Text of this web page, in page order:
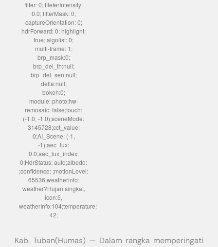
filter: 0; fileterIntensity:
0.0; filterMask: 0;
captureOrientation: 0;
hdrForward: 0; highlight:
true; algolist: 0;
multi-frame: 1;
brp_mask:0;
brp_del_th:null;
brp_del_sen:null;
delta:null;
bokeh:0;
module: photo;hw-
remosaic: false;touch:
(-1.0, -1.0);sceneMode:
3145728;cct_value:
0;AI_Scene: (-1,
-1);aec_lux:
0.0;aec_lux_index:
0;HdrStatus: auto;albedo:
;confidence: ;motionLevel:
65536;weatherinfo:
weather?Hujan singkat,
icon:5,
weatherInfo:104;temperature:
42;
Kab. Tuban(Humas) — Dalam rangka memperingati